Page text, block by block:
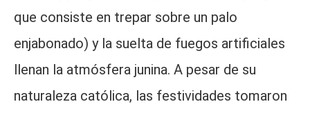
que consiste en trepar sobre un palo
enjabonado) y la suelta de fuegos artificiales
llenan la atmósfera junina. A pesar de su
naturaleza católica, las festividades tomaron